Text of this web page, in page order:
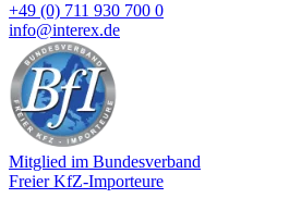
+49 (0) 711 930 700 0
info@interex.de
Mitglied im Bundesverband
Freier KfZ-Importeure